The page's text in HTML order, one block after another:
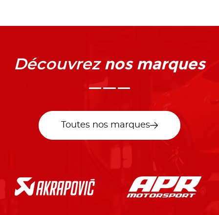
Découvrez nos marques
Toutes nos marques